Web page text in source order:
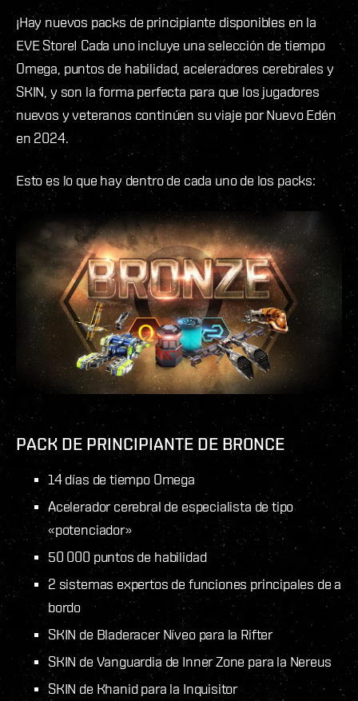
¡Hay nuevos packs de principiante disponibles en la
EVE Store! Cada uno incluye una selección de tiempo
Omega, puntos de habilidad, aceleradores cerebrales y
SKIN, y son la forma perfecta para que los jugadores
nuevos y veteranos continúen su viaje por Nuevo Edén
en 2024.
Esto es lo que hay dentro de cada uno de los packs:
PACK DE PRINCIPIANTE DE BRONCE
14 días de tiempo Omega
Acelerador cerebral de especialista de tipo
«potenciador»
50 000 puntos de habilidad
2 sistemas expertos de funciones principales de a
bordo
SKIN de Bladeracer Níveo para la Rifter
SKIN de Vanguardia de Inner Zone para la Nereus
SKIN de Khanid para la Inquisitor